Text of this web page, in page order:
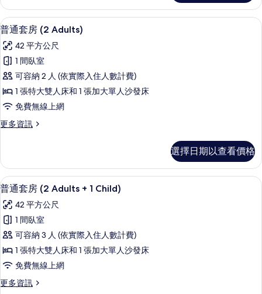
Child)
的
所
有
相
片
客
房
(4
Adults
+
的
詳
情
顯
示
普
通
套
房
(2
Adults)
有
相
片
高級寢具、迷你吧、書桌、遮光布/窗
5
普通套房 (2 Adults)
42 平方公尺
1 間臥室
可容納 2 人 (依實際入住人數計費)
1 張特大雙人床和 1 張加大單人沙發床
免費無線上網
更多資訊
更
套
房
(2
Adults)
的
詳
選擇日期以查看價格
顯
示
普
通
套
房
(2
Adults
高級寢具、迷你吧、書桌、遮光布/窗
5
普通套房 (2 Adults + 1 Child)
42 平方公尺
1 間臥室
可容納 3 人 (依實際入住人數計費)
1 張特大雙人床和 1 張加大單人沙發床
免費無線上網
更多資訊
更